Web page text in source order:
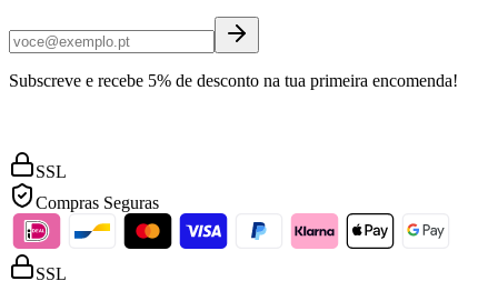
Subscreve e recebe 5% de desconto na tua primeira encomenda!
SSL
Compras Seguras
SSL